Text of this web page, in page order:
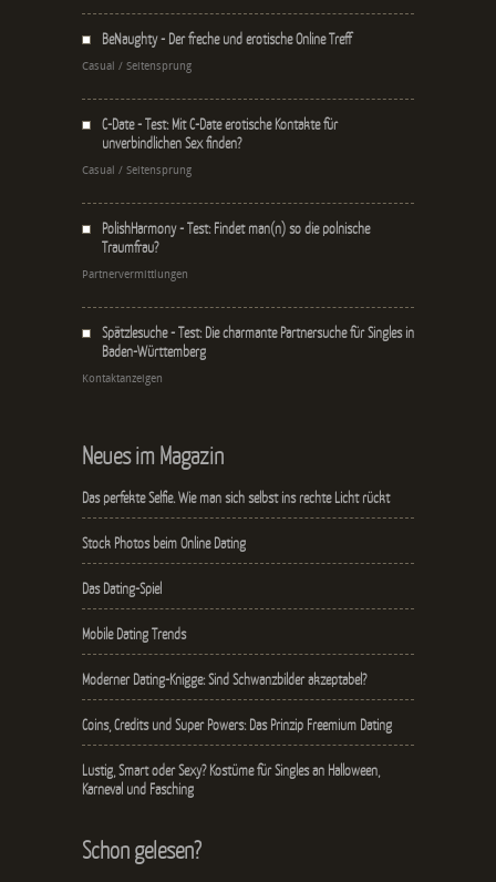
BeNaughty - Der freche und erotische Online Treff
Casual / Seitensprung
C-Date - Test: Mit C-Date erotische Kontakte für
unverbindlichen Sex finden?
Casual / Seitensprung
PolishHarmony - Test: Findet man(n) so die polnische
Traumfrau?
Partnervermittlungen
Spätzlesuche - Test: Die charmante Partnersuche für Singles in
Baden-Württemberg
Kontaktanzeigen
Neues im Magazin
Das perfekte Selfie. Wie man sich selbst ins rechte Licht rückt
Stock Photos beim Online Dating
Das Dating-Spiel
Mobile Dating Trends
Moderner Dating-Knigge: Sind Schwanzbilder akzeptabel?
Coins, Credits und Super Powers: Das Prinzip Freemium Dating
Lustig, Smart oder Sexy? Kostüme für Singles an Halloween,
Karneval und Fasching
Schon gelesen?